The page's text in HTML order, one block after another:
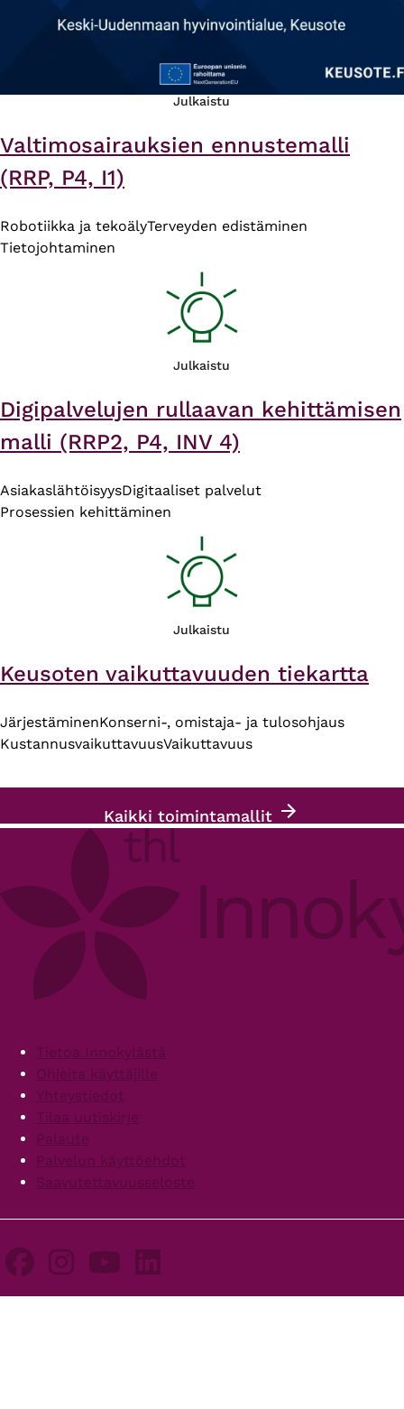
Julkaistu
Valtimosairauksien ennustemalli
(RRP, P4, I1)
Robotiikka ja tekoälyTerveyden edistäminen
Tietojohtaminen
Julkaistu
Digipalvelujen rullaavan kehittämisen
malli (RRP2, P4, INV 4)
AsiakaslähtöisyysDigitaaliset palvelut
Prosessien kehittäminen
Julkaistu
Keusoten vaikuttavuuden tiekartta
JärjestäminenKonserni-, omistaja- ja tulosohjaus
KustannusvaikuttavuusVaikuttavuus
Kaikki toimintamallit
FooterTietoa Innokylästä
Ohjeita käyttäjille
Yhteystiedot
Tilaa uutiskirje
Palaute
Palvelun käyttöehdot
Saavutettavuusseloste